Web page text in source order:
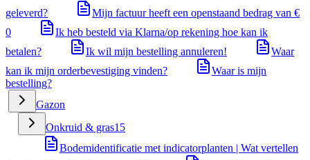
geleverd?
Mijn factuur heeft een openstaand bedrag van €
0
Ik heb besteld via Klarna/op rekening hoe kan ik
betalen?
Ik wil mijn bestelling annuleren!
Waar
kan ik mijn orderbevestiging vinden?
Waar is mijn
bestelling?
Gazon
Onkruid & gras15
Bodemidentificatie met indicatorplanten | Wat vertellen